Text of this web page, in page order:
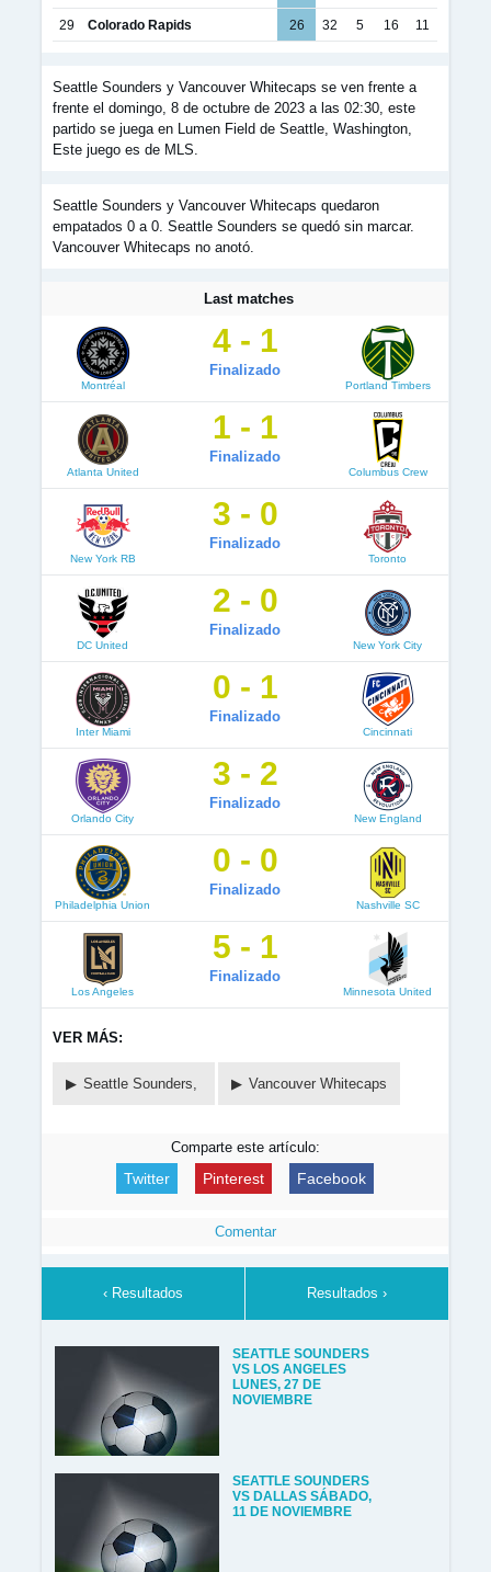
29 Colorado Rapids 26 32 5 16 11
Seattle Sounders y Vancouver Whitecaps se ven frente a
frente el domingo, 8 de octubre de 2023 a las 02:30, este
partido se juega en Lumen Field de Seattle, Washington,
Este juego es de MLS.
Seattle Sounders y Vancouver Whitecaps quedaron
empatados 0 a 0. Seattle Sounders se quedó sin marcar.
Vancouver Whitecaps no anotó.
Last matches
Montréal
4 - 1
Finalizado
Portland Timbers
Atlanta United
1 - 1
Finalizado
Columbus Crew
New York RB
3 - 0
Finalizado
Toronto
DC United
2 - 0
Finalizado
New York City
Inter Miami
0 - 1
Finalizado
Cincinnati
Orlando City
3 - 2
Finalizado
New England
Philadelphia Union
0 - 0
Finalizado
Nashville SC
Los Angeles
5 - 1
Finalizado
Minnesota United
VER MÁS:
Seattle Sounders, Vancouver Whitecaps
Comparte este artículo:
Twitter Pinterest Facebook
Comentar
‹ Resultados Resultados ›
SEATTLE SOUNDERS
VS LOS ANGELES
LUNES, 27 DE
NOVIEMBRE
SEATTLE SOUNDERS
VS DALLAS SÁBADO,
11 DE NOVIEMBRE